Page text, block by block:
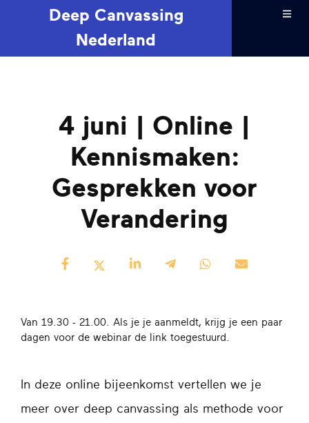
Deep Canvassing
Nederland
4 juni | Online |
Kennismaken:
Gesprekken voor
Verandering
Van 19.30 - 21.00. Als je je aanmeldt, krijg je een paar
dagen voor de webinar de link toegestuurd.
In deze online bijeenkomst vertellen we je
meer over deep canvassing als methode voor